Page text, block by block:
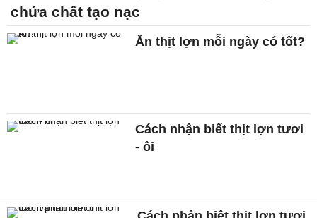
chứa chất tạo nạc
Ăn thịt lợn mỗi ngày có tốt?
Cách nhận biết thịt lợn tươi
- ôi